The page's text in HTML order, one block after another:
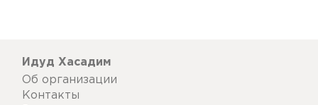
Идуд Хасадим
Об организации
Контакты